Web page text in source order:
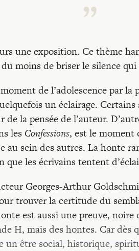
une exposition. Ce thème
moins de briser le silence qui
de l’adolescence par la
un éclairage.
la pensée de l’auteur.
les Confessions, est le moment
au sein des autres. La honte
que les écrivains tentent
Georges-Arthur
trouver la certitude du
est aussi une preuve, noire
H, mais des hontes. Car dès
un être social, historique,